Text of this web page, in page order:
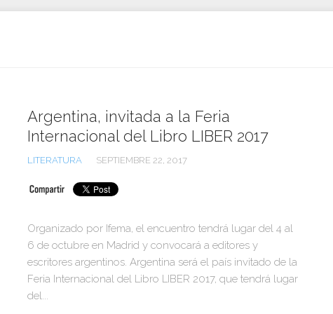
Argentina, invitada a la Feria
Internacional del Libro LIBER 2017
LITERATURA SEPTIEMBRE 22, 2017
Organizado por Ifema, el encuentro tendrá lugar del 4 al
6 de octubre en Madrid y convocará a editores y
escritores argentinos. Argentina será el país invitado de la
Feria Internacional del Libro LIBER 2017, que tendrá lugar
del...